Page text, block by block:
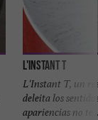
L'Instant T
L'Instant T, un
deleita los
apariencias no te